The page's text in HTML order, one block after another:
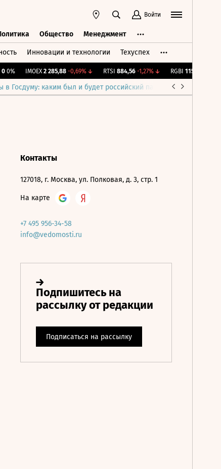
Войти
Общество Менеджмент
Инновации и технологии Техуспех
0% IMOEX 2 285,88 -0,69%↓ RTSI 884,56 -1,27%↓ RGBI 115,4
в Госдуму: каким был и будет российский парламент
Контакты
127018, г. Москва, ул. Полковая, д. 3, стр. 1
На карте
+7 495 956-34-58
info@vedomosti.ru